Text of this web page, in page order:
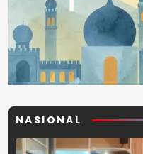
NASIONAL